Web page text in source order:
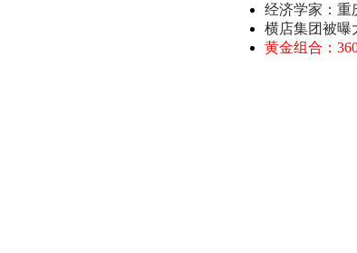
经济学家：重
横店集团被曝
黄金组合：